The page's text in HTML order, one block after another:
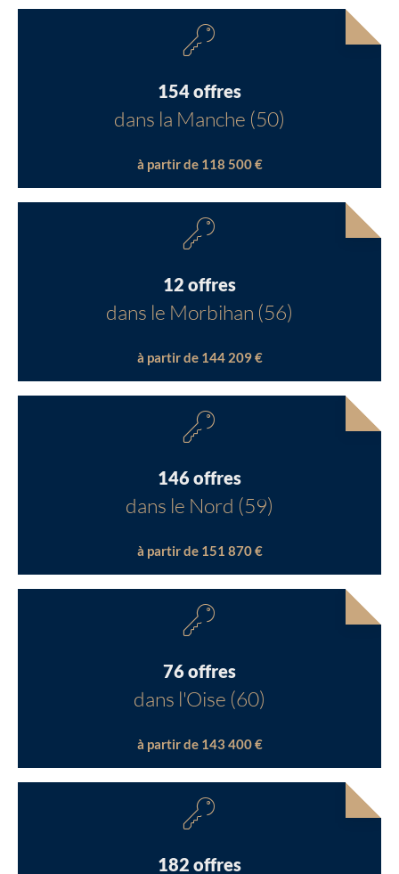
154 offres
dans la Manche (50)
à partir de 118 500 €
12 offres
dans le Morbihan (56)
à partir de 144 209 €
146 offres
dans le Nord (59)
à partir de 151 870 €
76 offres
dans l'Oise (60)
à partir de 143 400 €
182 offres